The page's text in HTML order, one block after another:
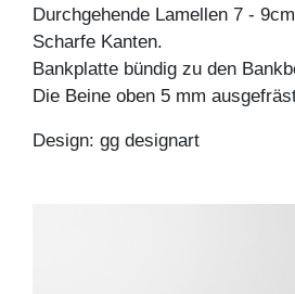
Durchgehende Lamellen 7 - 9cm
Scharfe Kanten.
Bankplatte bündig zu den
Die Beine oben 5 mm
Design: gg designart